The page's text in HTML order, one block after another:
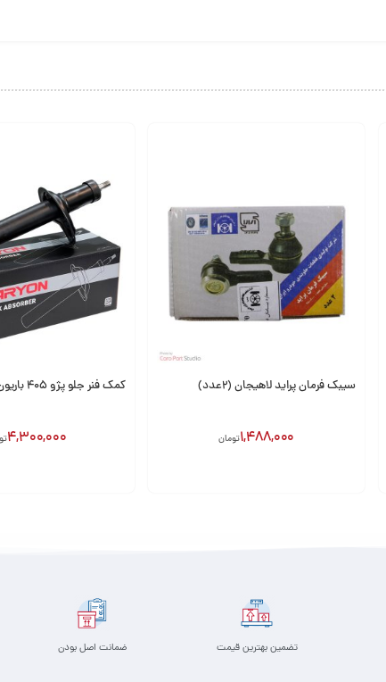
سیبک فرمان پراید لاهیجان (2عدد)
1,488,000تومان
کمک فنر جلو پژو 405 باریون
4,300,000
تضمین بهترین قیمت ضمانت اصل بودن